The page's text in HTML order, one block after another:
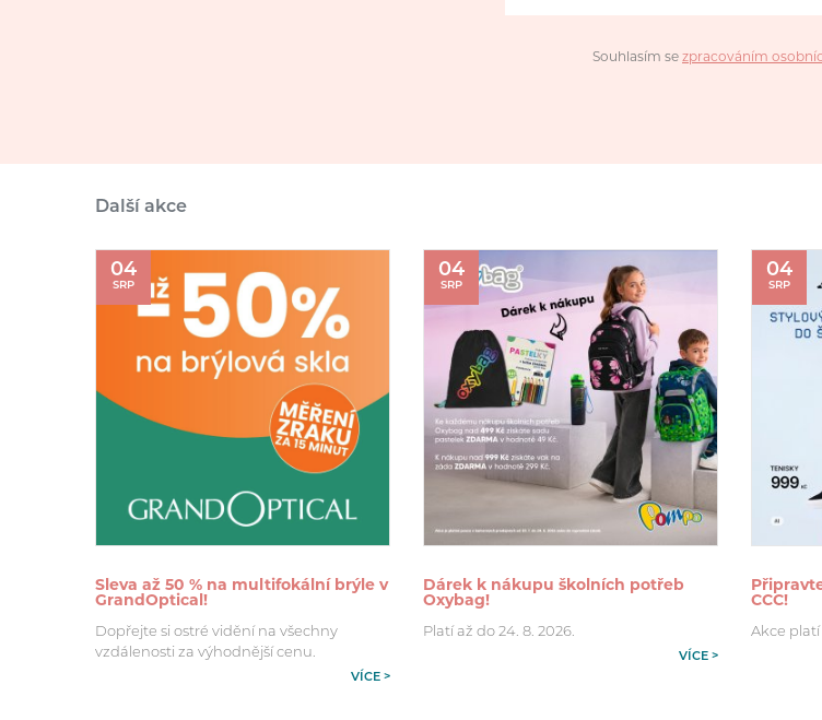
Souhlasím se zpracováním
Další akce
04
SRP
Sleva až 50 % na multifokální brýle v
GrandOptical!
Dopřejte si ostré vidění na všechny
vzdálenosti za výhodnější cenu.
VÍCE >
04
SRP
Dárek k nákupu školních potřeb
Oxybag!
Platí až do 24. 8. 2026.
VÍCE >
04
SRP
CCC!
Akce platí